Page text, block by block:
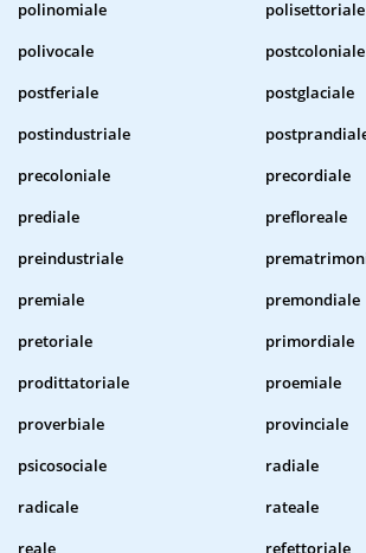
polinomiale
polisettoriale
polivocale
postcoloniale
postferiale
postglaciale
postindustriale
precoloniale
precordiale
prediale
prefloreale
preindustriale
premiale
premondiale
pretoriale
primordiale
prodittatoriale
proemiale
proverbiale
provinciale
psicosociale
radiale
radicale
rateale
reale
refettoriale